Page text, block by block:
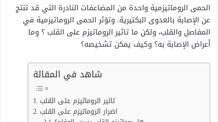
الحمى الروماتيزمية واحدة من المضاعفات النادرة التي قد تنتج
عن الإصابة بالعدوى البكتيرية. وتؤثر الحمى الروماتيزمية في
المفاصل والقلب، ولكن ما تاثير الروماتيزم على القلب ؟ وما
أعراض الإصابة به؟ وكيف يمكن تشخيصه؟
شاهد في المقالة
تاثير الروماتيزم على القلب